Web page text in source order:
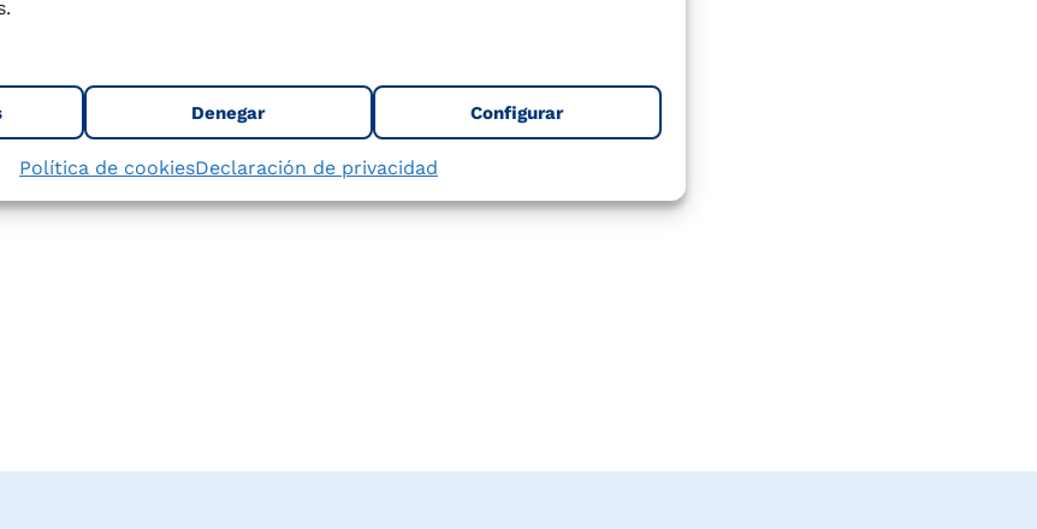
Denegar Configurar
Política de cookiesDeclaración de privacidad
envases.